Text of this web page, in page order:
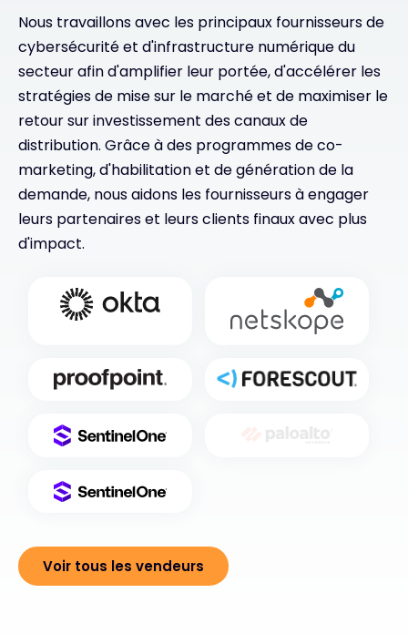
Nous travaillons avec les principaux fournisseurs de
cybersécurité et d'infrastructure numérique du
secteur afin d'amplifier leur portée, d'accélérer les
stratégies de mise sur le marché et de maximiser le
retour sur investissement des canaux de
distribution. Grâce à des programmes de co-
marketing, d'habilitation et de génération de la
demande, nous aidons les fournisseurs à engager
leurs partenaires et leurs clients finaux avec plus
d'impact.
Voir tous les vendeurs